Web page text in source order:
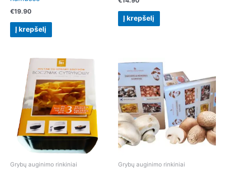
€19.90
Į krepšelį
Į krepšelį
Grybų auginimo rinkiniai Grybų auginimo rinkiniai